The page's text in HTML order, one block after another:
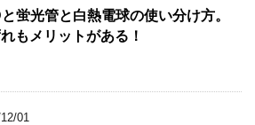
蛍光管と白熱電球の使い分け方。
もメリットがある！
01